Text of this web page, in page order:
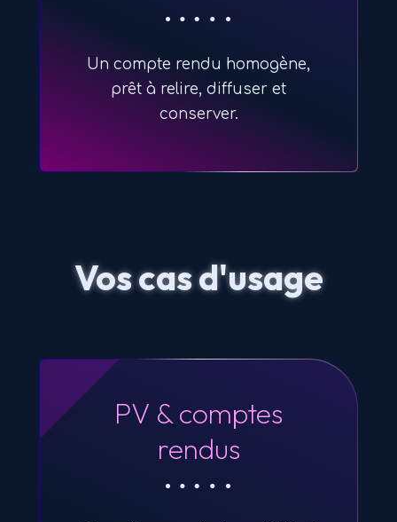
Un compte rendu homogène,
prêt à relire, diffuser et
conserver.
Vos cas d'usage
PV & comptes
rendus